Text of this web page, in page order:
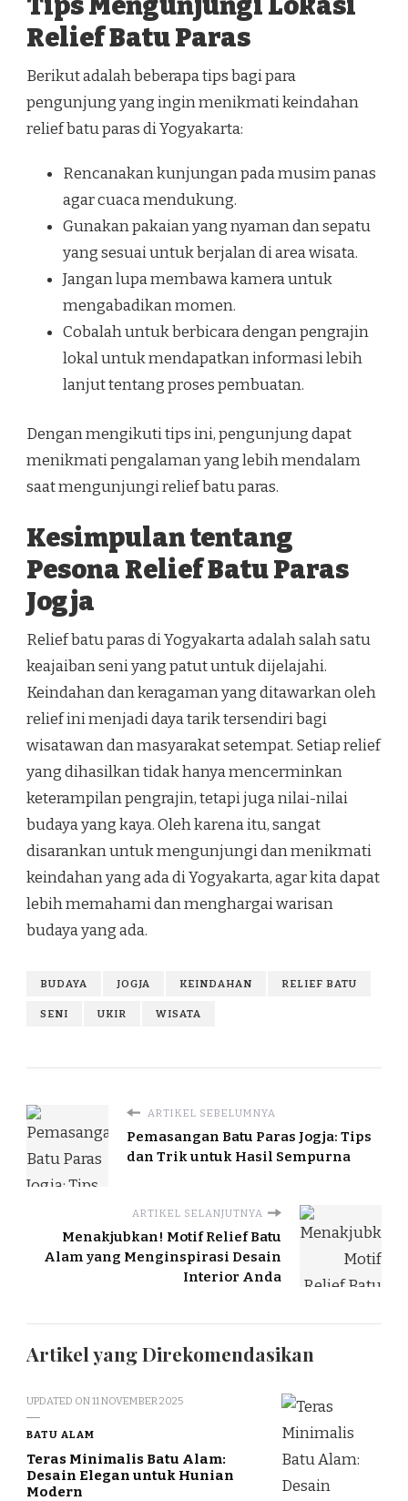
Relief Batu Paras
Berikut adalah beberapa tips bagi para
pengunjung yang ingin menikmati keindahan
relief batu paras di Yogyakarta:
Rencanakan kunjungan pada musim panas
agar cuaca mendukung.
Gunakan pakaian yang nyaman dan sepatu
yang sesuai untuk berjalan di area wisata.
Jangan lupa membawa kamera untuk
mengabadikan momen.
Cobalah untuk berbicara dengan pengrajin
lokal untuk mendapatkan informasi lebih
lanjut tentang proses pembuatan.
Dengan mengikuti tips ini, pengunjung dapat
menikmati pengalaman yang lebih mendalam
saat mengunjungi relief batu paras.
Kesimpulan tentang
Pesona Relief Batu Paras
Jogja
Relief batu paras di Yogyakarta adalah salah satu
keajaiban seni yang patut untuk dijelajahi.
Keindahan dan keragaman yang ditawarkan oleh
relief ini menjadi daya tarik tersendiri bagi
wisatawan dan masyarakat setempat. Setiap relief
yang dihasilkan tidak hanya mencerminkan
keterampilan pengrajin, tetapi juga nilai-nilai
budaya yang kaya. Oleh karena itu, sangat
disarankan untuk mengunjungi dan menikmati
keindahan yang ada di Yogyakarta, agar kita dapat
lebih memahami dan menghargai warisan
budaya yang ada.
BUDAYA JOGJA KEINDAHAN RELIEF BATU
SENI UKIR WISATA
ARTIKEL SEBELUMNYA
Pemasangan Batu Paras Jogja: Tips
dan Trik untuk Hasil Sempurna
ARTIKEL SELANJUTNYA
Menakjubkan! Motif Relief Batu
Alam yang Menginspirasi Desain
Interior Anda
Artikel yang Direkomendasikan
UPDATED ON11 NOVEMBER 2025
BATU ALAM
Teras Minimalis Batu Alam:
Desain Elegan untuk Hunian
Modern